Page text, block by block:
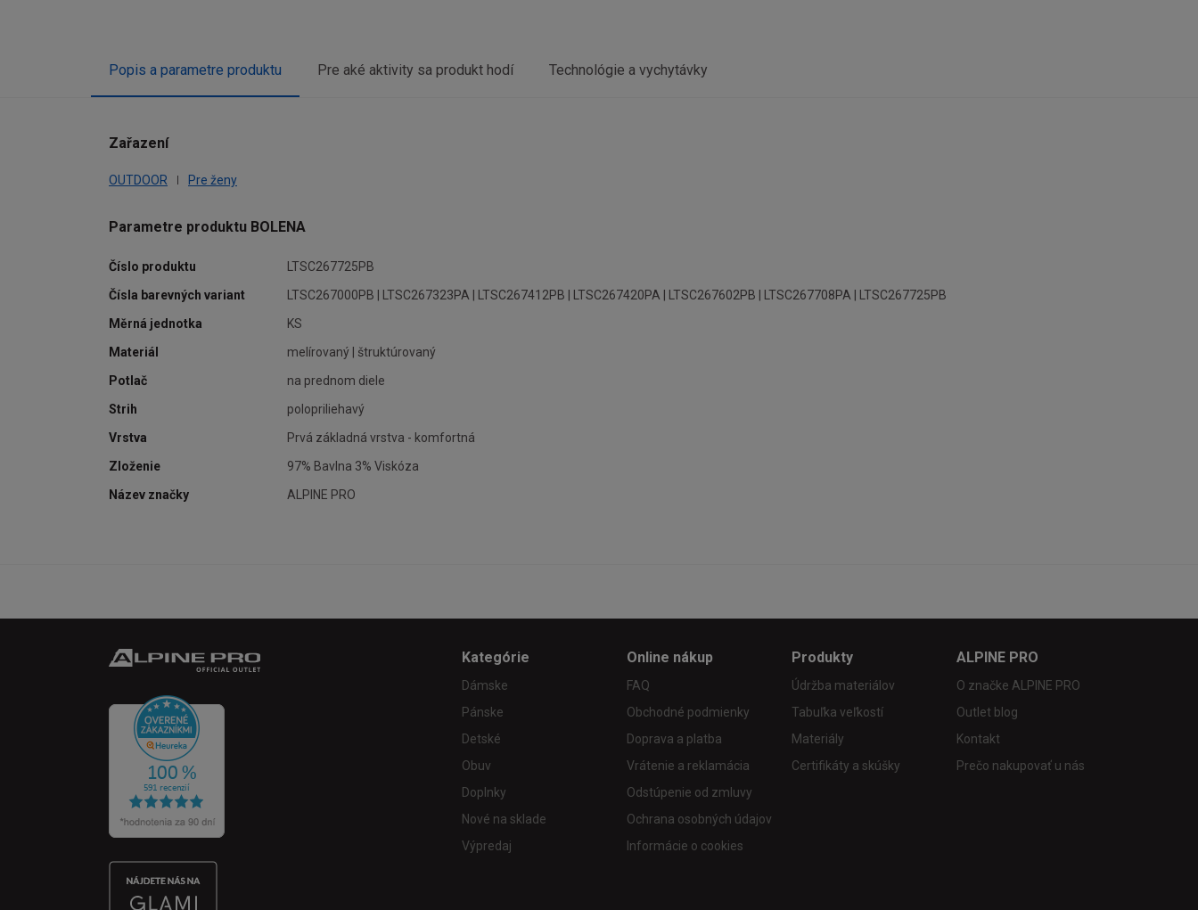
Popis a parametre produktu Pre aké aktivity sa produkt hodí Technológie a vychytávky
Zařazení
OUTDOOR Pre ženy
Parametre produktu BOLENA
Číslo produktu
LTSC267725PB
Čísla barevných variant
LTSC267000PB | LTSC267323PA | LTSC267412PB | LTSC267420PA | LTSC267602PB | LTSC267708PA | LTSC267725PB
Měrná jednotka
KS
Materiál
melírovaný | štruktúrovaný
Potlač
na prednom diele
Strih
polopriliehavý
Vrstva
Prvá základná vrstva - komfortná
Zloženie
97% Bavlna 3% Viskóza
Název značky
ALPINE PRO
Kategórie
Dámske
Pánske
Detské
Obuv
Doplnky
Nové na sklade
Výpredaj
Online nákup
FAQ
Obchodné podmienky
Doprava a platba
Vrátenie a reklamácia
Odstúpenie od zmluvy
Ochrana osobných údajov
Informácie o cookies
Produkty
Údržba materiálov
Tabuľka veľkostí
Materiály
Certifikáty a skúšky
ALPINE PRO
O značke ALPINE PRO
Outlet blog
Kontakt
Prečo nakupovať u nás